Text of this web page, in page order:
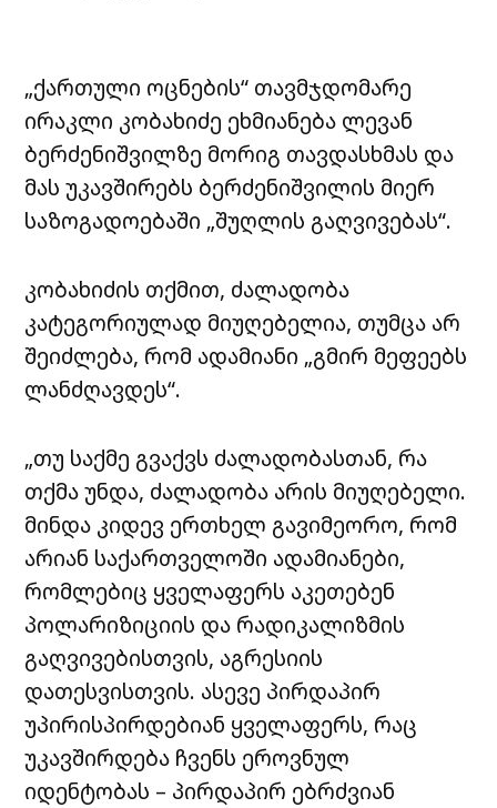
„ქართული ოცნების“ თავმჯდომარე
ირაკლი კობახიძე ეხმიანება ლევან
ბერძენიშვილზე მორიგ თავდასხმას და
მას უკავშირებს ბერძენიშვილის მიერ
საზოგადოებაში „შუღლის გაღვივებას“.
კობახიძის თქმით, ძალადობა
კატეგორიულად მიუღებელია, თუმცა არ
შეიძლება, რომ ადამიანი „გმირ მეფეებს
ლანძღავდეს“.
„თუ საქმე გვაქვს ძალადობასთან, რა
თქმა უნდა, ძალადობა არის მიუღებელი.
მინდა კიდევ ერთხელ გავიმეორო, რომ
არიან საქართველოში ადამიანები,
რომლებიც ყველაფერს აკეთებენ
პოლარიზიციის და რადიკალიზმის
გაღვივებისთვის, აგრესიის
დათესვისთვის. ასევე პირდაპირ
უპირისპირდებიან ყველაფერს, რაც
უკავშირდება ჩვენს ეროვნულ
იდენტობას – პირდაპირ ებრძვიან